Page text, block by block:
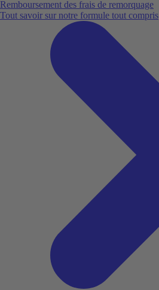
Remboursement des frais de remorquage
Tout savoir sur notre formule tout compris